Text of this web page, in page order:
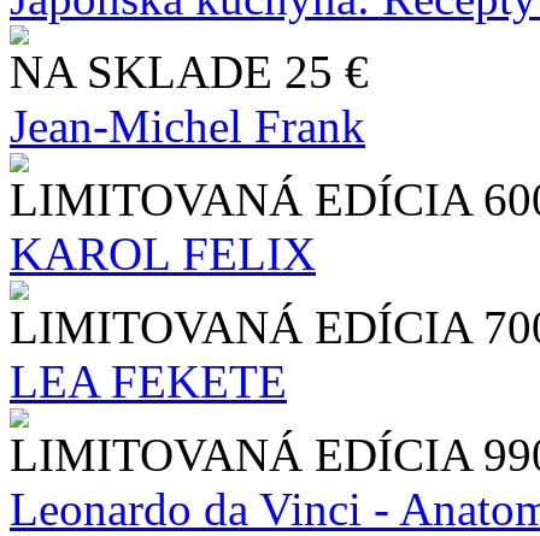
NA SKLADE 25 €
Jean-Michel Frank
LIMITOVANÁ EDÍCIA
KAROL FELIX
LIMITOVANÁ EDÍCIA
LEA FEKETE
LIMITOVANÁ EDÍCIA
Leonardo da Vinci -